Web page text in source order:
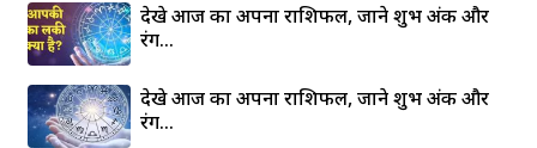
देखे आज का अपना राशिफल, जाने शुभ अंक और
रंग…
देखे आज का अपना राशिफल, जाने शुभ अंक और
रंग…